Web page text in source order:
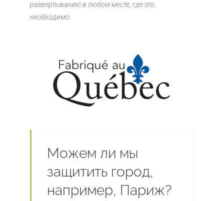
развертыванию в любом месте, где это
необходимо.
Можем ли мы
защитить город,
например, Париж?